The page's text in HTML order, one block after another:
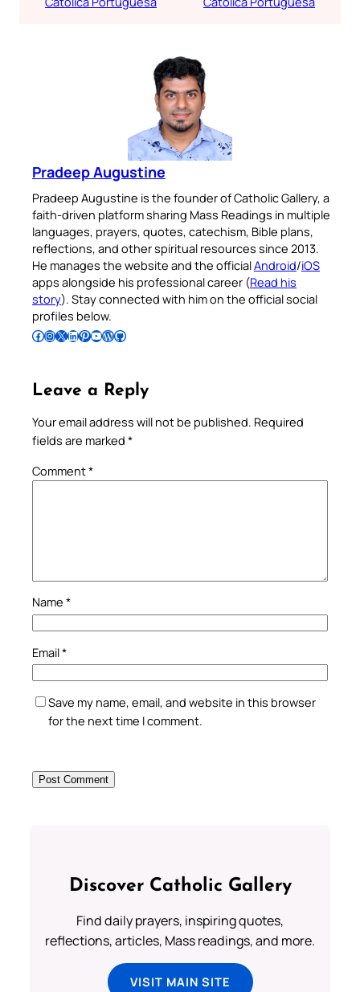
Pradeep Augustine
Pradeep Augustine is the founder of Catholic Gallery, a
faith-driven platform sharing Mass Readings in multiple
languages, prayers, quotes, catechism, Bible plans,
reflections, and other spiritual resources since 2013.
He manages the website and the officialAndroid/iOS
apps alongside his professional career (Read his
story). Stay connected with him on the official social
profiles below.
Follow Pradeep on Facebook Follow Pradeep on InstagramFollow Pradeep on X Follow Pradeep on LinkedIn Follow Pradeep on Pinterest Subscribe to Pradeep’s Youtube Channel Follow Pradeep on WordPress Follow Pradeep on GitHub
Leave a Reply
Your email address will not be published. Required
fields are marked *
Comment*
Name *
Email*
Save my name, email, and website in this browser
for the next time I comment.
Discover Catholic Gallery
Find daily prayers, inspiring quotes,
reflections, articles, Mass readings, and more.
VISIT MAIN SITE